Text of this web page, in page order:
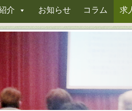
介 お知らせ コラム 求